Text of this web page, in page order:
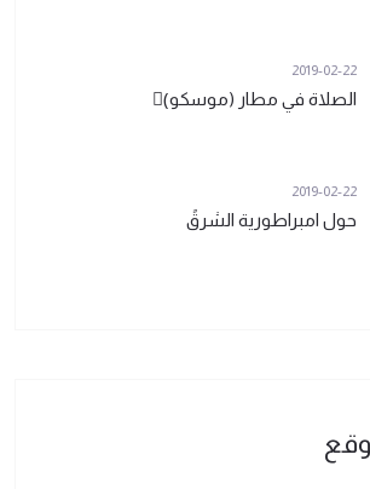
2019-02-22
الصلاة في مطار (موسكو)ً
2019-02-22
حول امبراطورية الشرقً